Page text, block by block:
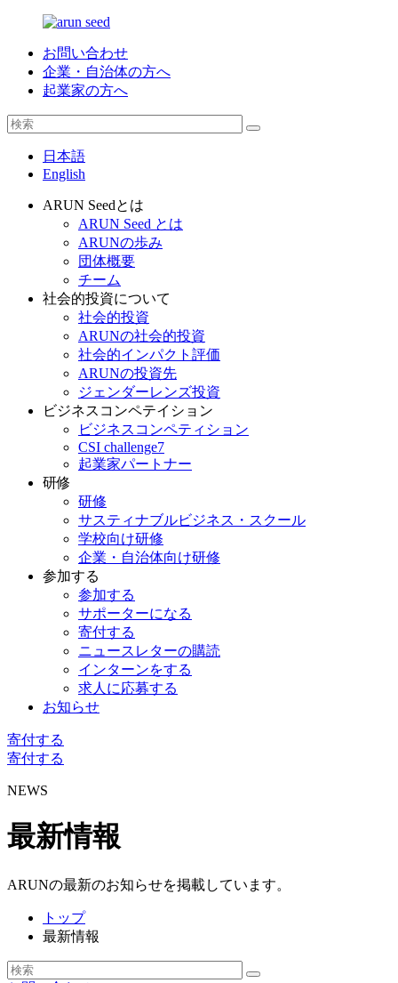
お問い合わせ
企業・自治体の方へ
起業家の方へ
日本語
English
ARUN Seedとは
ARUN Seed とは
ARUNの歩み
団体概要
チーム
社会的投資について
社会的投資
ARUNの社会的投資
社会的インパクト評価
ARUNの投資先
ジェンダーレンズ投資
ビジネスコンペテイション
ビジネスコンペティション
CSI challenge7
起業家パートナー
研修
研修
サスティナブルビジネス・スクール
学校向け研修
企業・自治体向け研修
参加する
参加する
サポーターになる
寄付する
ニュースレターの購読
インターンをする
求人に応募する
お知らせ
寄付する
寄付する
NEWS
最新情報
ARUNの最新のお知らせを掲載しています。
トップ
最新情報